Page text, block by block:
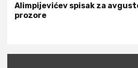
Alimpijevićev spisak za
prozore